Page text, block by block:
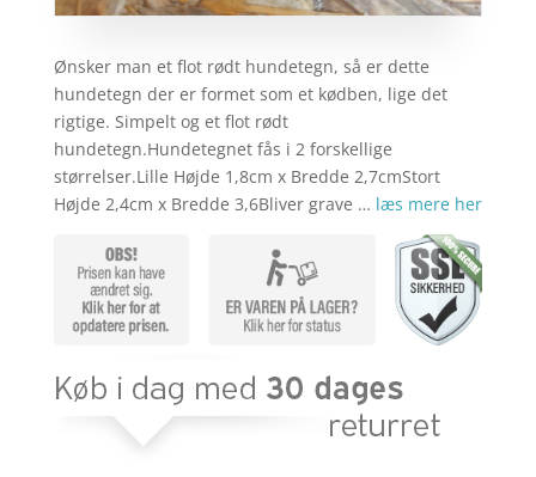
Ønsker man et flot rødt hundetegn, så er dette
hundetegn der er formet som et kødben, lige det
rigtige. Simpelt og et flot rødt
hundetegn.Hundetegnet fås i 2 forskellige
størrelser.Lille Højde 1,8cm x Bredde 2,7cmStort
Højde 2,4cm x Bredde 3,6Bliver grave … læs mere her